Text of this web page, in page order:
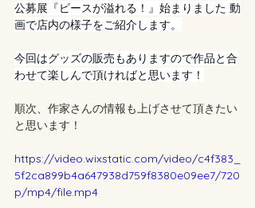
公募展『ピースが溢れる！』始まりました 動
画で店内の様子をご紹介します。
今回はグッズの販売もありますので作品と合
わせて楽しんで頂ければと思います！
順次、作家さんの情報も上げさせて頂きたい
と思います！
https://video.wixstatic.com/video/c4f383_
5f2ca899b4a647938d759f8380e09ee7/720
p/mp4/file.mp4